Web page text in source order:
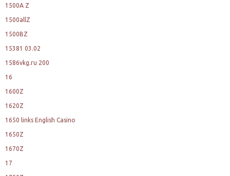
1500A Z
1500allZ
1500BZ
15381 03.02
1586vkg.ru 200
16
1600Z
1620Z
1650 links English Casino
1650Z
1670Z
17